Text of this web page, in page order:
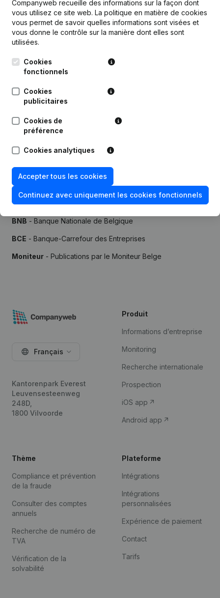
d’informations sur cette entreprise
?
Consulter la santé en un coup d'oeil
Choisissez des informations rapides ou des détails
granulaires
importants
Essayer gratuitement Découvrir plus
Essai gratuit de 7 jours, aucune carte de crédit requise.
Sources
BNB - Banque Nationale de Belgique
BCE - Banque-Carrefour des Entreprises
Moniteur - Publications par le Moniteur Belge
Companyweb recueille des informations sur la façon dont
vous utilisez ce site web. La politique en matière de cookies
vous permet de savoir quelles informations sont visées et
vous donne le contrôle sur la manière dont elles sont
utilisées.
Cookies
fonctionnels
Cookies
publicitaires
Cookies de
préférence
Cookies analytiques
Accepter tous les cookies
Continuez avec uniquement les cookies fonctionnels
Français
Kantorenpark Everest
Leuvensesteenweg
248D,
1800 Vilvoorde
Produit
Informations d’entreprise
Monitoring
Recherche internationale
Prospection
iOS app
Android app
Thème
Compliance et prévention
de la fraude
Consulter des comptes
annuels
Recherche de numéro de
TVA
Vérification de la
solvabilité
Plateforme
Intégrations
Intégrations
personnalisées
Expérience de paiement
Contact
Tarifs